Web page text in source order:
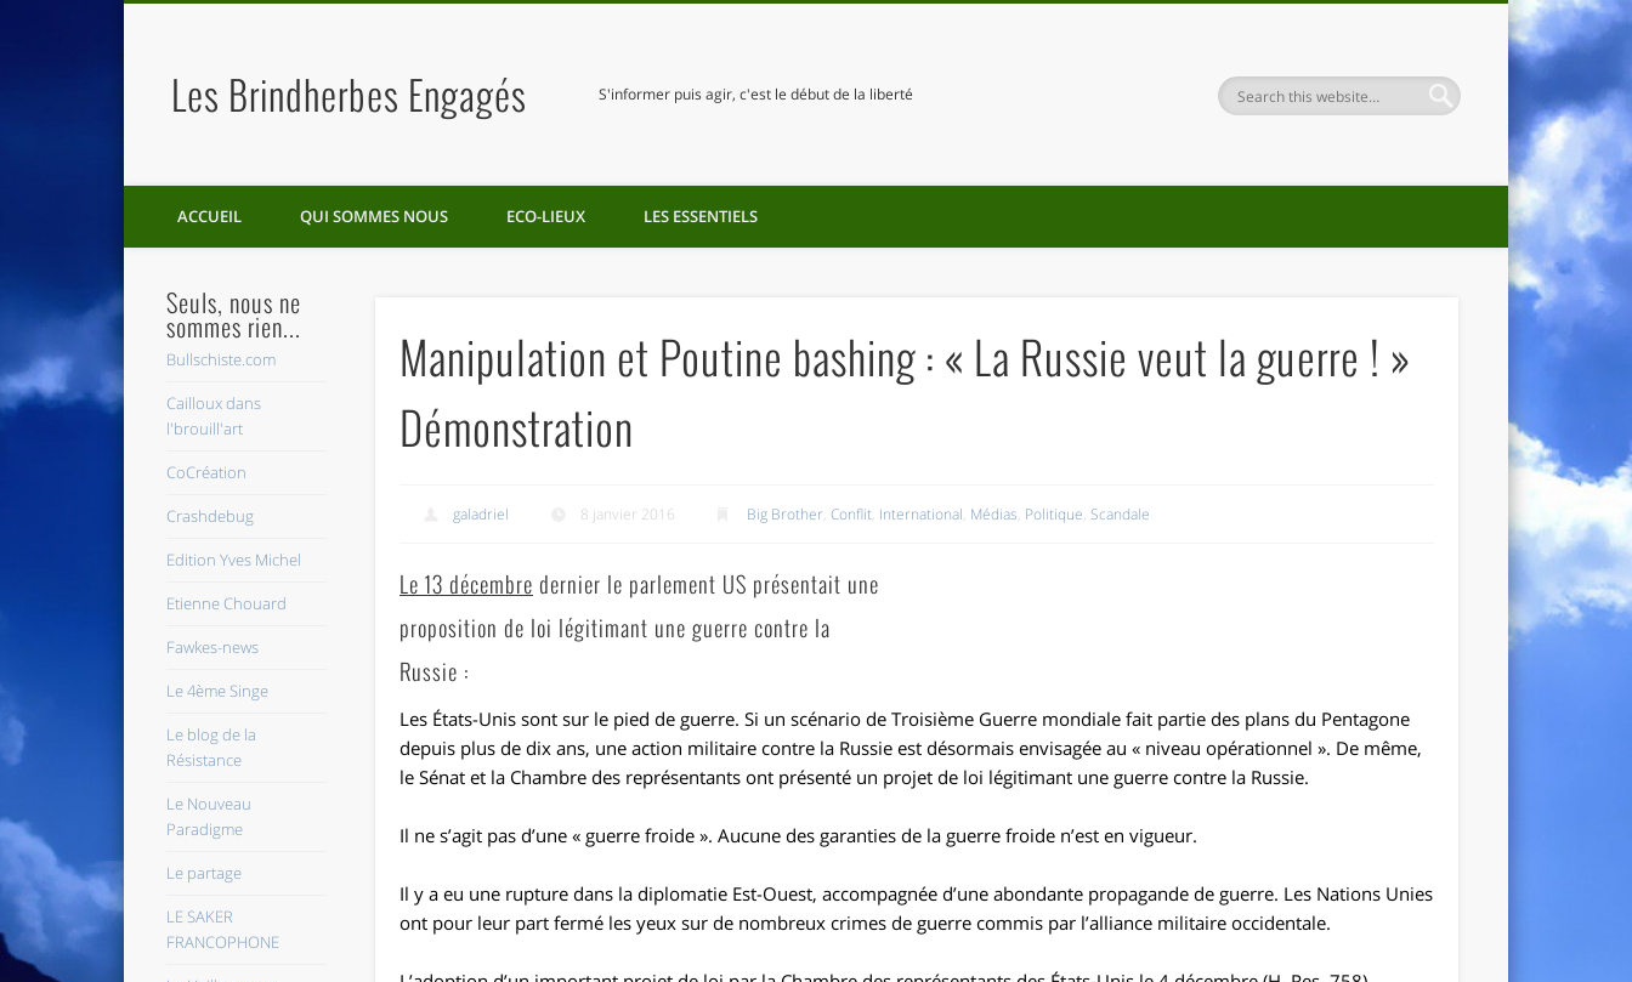
Les Brindherbes Engagés S'informer puis agir, c'est le début de la liberté
ACCUEIL QUI SOMMES NOUS ECO-LIEUX LES ESSENTIELS
Manipulation et Poutine bashing : « La Russie veut la guerre ! »
Démonstration
galadriel 8 janvier 2016 Big Brother,Conflit, International, Médias, Politique,Scandale
Le 13 décembre dernier le parlement US présentait une
proposition de loi légitimant une guerre contre la
Russie :
Les États-Unis sont sur le pied de guerre. Si un scénario de Troisième Guerre mondiale fait partie des plans du Pentagone
depuis plus de dix ans, une action militaire contre la Russie est désormais envisagée au « niveau opérationnel ». De même,
le Sénat et la Chambre des représentants ont présenté un projet de loi légitimant une guerre contre la Russie.
Il ne s’agit pas d’une « guerre froide ». Aucune des garanties de la guerre froide n’est en vigueur.
Il y a eu une rupture dans la diplomatie Est-Ouest, accompagnée d’une abondante propagande de guerre. Les Nations Unies
ont pour leur part fermé les yeux sur de nombreux crimes de guerre commis par l’alliance militaire occidentale.
Seuls, nous ne
sommes rien...
Bullschiste.com
Cailloux dans
l'brouill'art
CoCréation
Crashdebug
Edition Yves Michel
Etienne Chouard
Fawkes-news
Le 4ème Singe
Le blog de la
Résistance
Le Nouveau
Paradigme
Le partage
LE SAKER
FRANCOPHONE